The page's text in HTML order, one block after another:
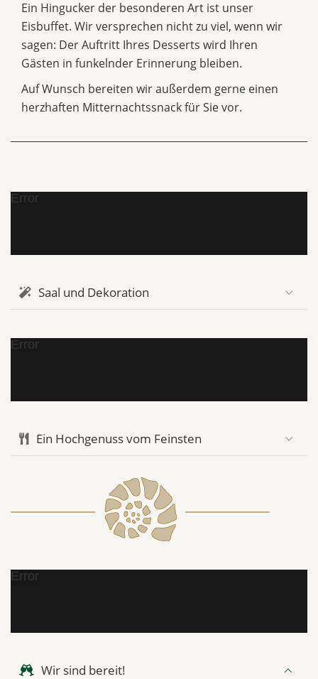
Ein Hingucker der besonderen Art ist unser
Eisbuffet. Wir versprechen nicht zu viel, wenn wir
sagen: Der Auftritt Ihres Desserts wird Ihren
Gästen in funkelnder Erinnerung bleiben.
Auf Wunsch bereiten wir außerdem gerne einen
herzhaften Mitternachtssnack für Sie vor.
Error
Saal und Dekoration
Error
Ein Hochgenuss vom Feinsten
Error
Wir sind bereit!